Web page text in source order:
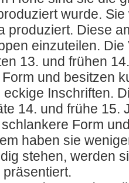
wurde.
produziert. Diese
einzuteilen.
13. und frühen
und besitzen
Inschriften.
14. und frühe 15.
Form
haben sie
stehen, werden